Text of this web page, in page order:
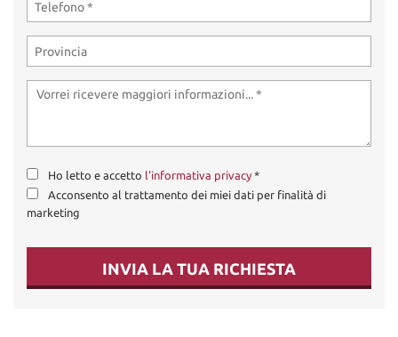
Ho letto e accetto l'informativa privacy *
Acconsento al trattamento dei miei dati per finalità di
marketing
INVIA LA TUA RICHIESTA